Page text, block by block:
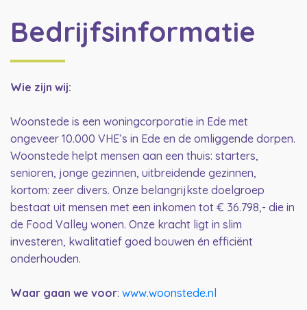
Bedrijfsinformatie
Wie zijn wij:
Woonstede is een woningcorporatie in Ede met
ongeveer 10.000 VHE’s in Ede en de omliggende dorpen.
Woonstede helpt mensen aan een thuis: starters,
senioren, jonge gezinnen, uitbreidende gezinnen,
kortom: zeer divers. Onze belangrijkste doelgroep
bestaat uit mensen met een inkomen tot € 36.798,- die in
de Food Valley wonen. Onze kracht ligt in slim
investeren, kwalitatief goed bouwen én efficiënt
onderhouden.
Waar gaan we voor: www.woonstede.nl